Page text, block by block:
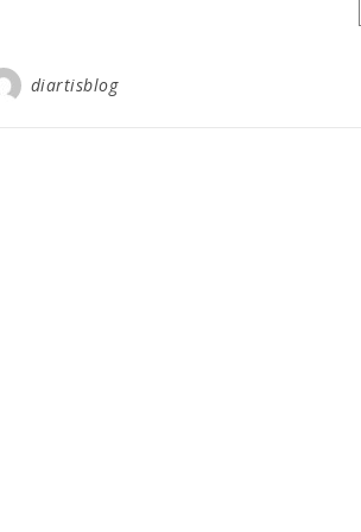
diartisblog